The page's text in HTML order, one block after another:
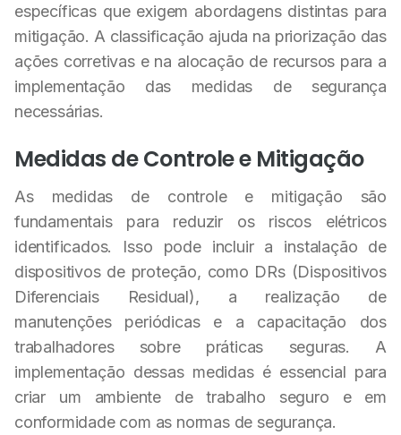
específicas que exigem abordagens distintas para
mitigação. A classificação ajuda na priorização das
ações corretivas e na alocação de recursos para a
implementação das medidas de segurança
necessárias.
Medidas de Controle e Mitigação
As medidas de controle e mitigação são
fundamentais para reduzir os riscos elétricos
identificados. Isso pode incluir a instalação de
dispositivos de proteção, como DRs (Dispositivos
Diferenciais Residual), a realização de
manutenções periódicas e a capacitação dos
trabalhadores sobre práticas seguras. A
implementação dessas medidas é essencial para
criar um ambiente de trabalho seguro e em
conformidade com as normas de segurança.